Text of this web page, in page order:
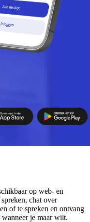
op web- en
chat over
of te spreken en ontvang
wanneer je maar wilt.